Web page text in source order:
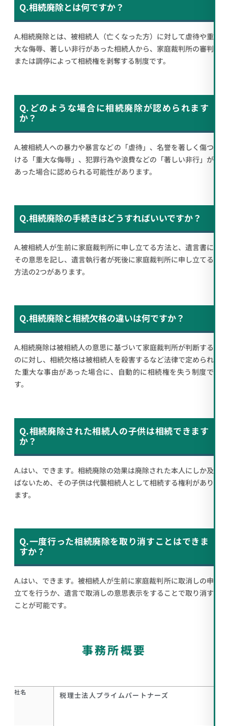
Q.相続廃除とは何ですか？
A.相続廃除とは、被相続人（亡くなった方）に対して虐待や重
大な侮辱、著しい非行があった相続人から、家庭裁判所の審判
または調停によって相続権を剥奪する制度です。
Q.どのような場合に相続廃除が認められます
か？
A.被相続人への暴力や暴言などの「虐待」、名誉を著しく傷つ
ける「重大な侮辱」、犯罪行為や浪費などの「著しい非行」が
あった場合に認められる可能性があります。
Q.相続廃除の手続きはどうすればいいですか？
A.被相続人が生前に家庭裁判所に申し立てる方法と、遺言書に
その意思を記し、遺言執行者が死後に家庭裁判所に申し立てる
方法の2つがあります。
Q.相続廃除と相続欠格の違いは何ですか？
A.相続廃除は被相続人の意思に基づいて家庭裁判所が判断する
のに対し、相続欠格は被相続人を殺害するなど法律で定められ
た重大な事由があった場合に、自動的に相続権を失う制度で
す。
Q.相続廃除された相続人の子供は相続できます
か？
A.はい、できます。相続廃除の効果は廃除された本人にしか及
ばないため、その子供は代襲相続人として相続する権利があり
ます。
Q.一度行った相続廃除を取り消すことはできま
すか？
A.はい、できます。被相続人が生前に家庭裁判所に取消しの申
立てを行うか、遺言で取消しの意思表示をすることで取り消す
ことが可能です。
事務所概要
社名 税理士法人プライムパートナーズ